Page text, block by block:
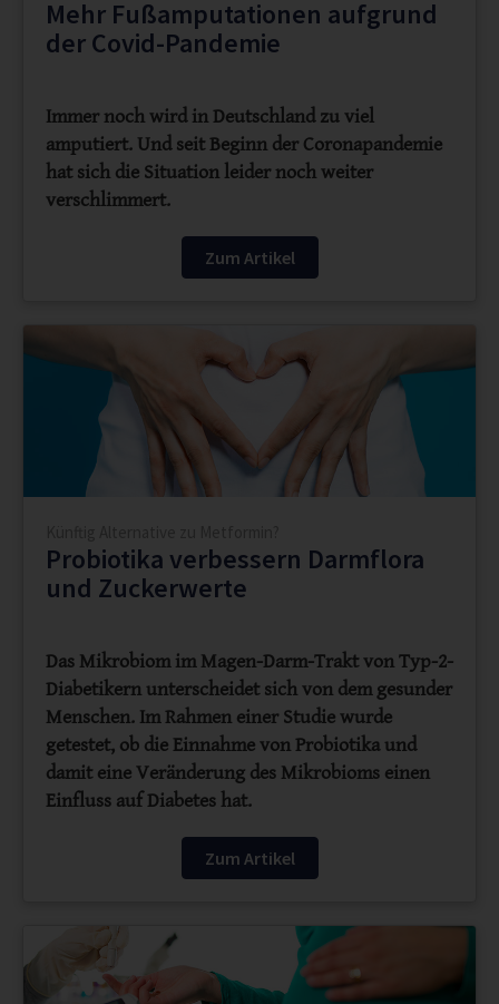
Mehr Fußamputationen aufgrund
der Covid-Pandemie
Immer noch wird in Deutschland zu viel
amputiert. Und seit Beginn der Coronapandemie
hat sich die Situation leider noch weiter
verschlimmert.
Zum Artikel
Probiotika verbessern Darmflora
und Zuckerwerte
Das Mikrobiom im Magen-Darm-Trakt von Typ-2-
Diabetikern unterscheidet sich von dem gesunder
Menschen. Im Rahmen einer Studie wurde
getestet, ob die Einnahme von Probiotika und
damit eine Veränderung des Mikrobioms einen
Einfluss auf Diabetes hat.
Zum Artikel